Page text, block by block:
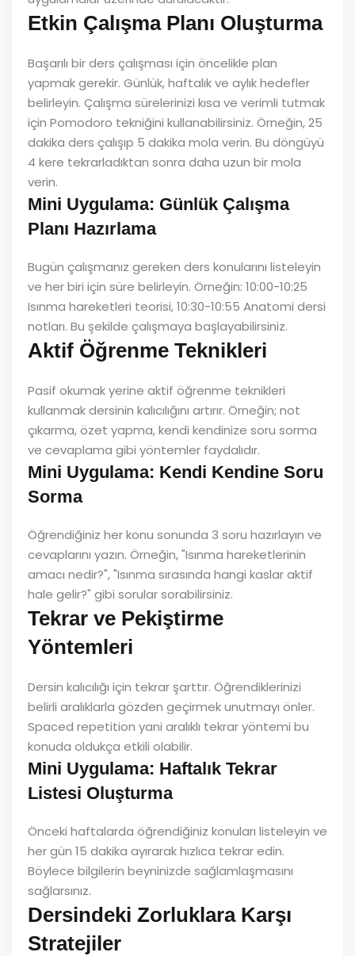
Etkin Çalışma Planı Oluşturma
Başarılı bir ders çalışması için öncelikle plan
yapmak gerekir. Günlük, haftalık ve aylık hedefler
belirleyin. Çalışma sürelerinizi kısa ve verimli tutmak
için Pomodoro tekniğini kullanabilirsiniz. Örneğin, 25
dakika ders çalışıp 5 dakika mola verin. Bu döngüyü
4 kere tekrarladıktan sonra daha uzun bir mola
verin.
Mini Uygulama: Günlük Çalışma
Planı Hazırlama
Bugün çalışmanız gereken ders konularını listeleyin
ve her biri için süre belirleyin. Örneğin: 10:00-10:25
Isınma hareketleri teorisi, 10:30-10:55 Anatomi dersi
notları. Bu şekilde çalışmaya başlayabilirsiniz.
Aktif Öğrenme Teknikleri
Pasif okumak yerine aktif öğrenme teknikleri
kullanmak dersinin kalıcılığını artırır. Örneğin; not
çıkarma, özet yapma, kendi kendinize soru sorma
ve cevaplama gibi yöntemler faydalıdır.
Mini Uygulama: Kendi Kendine Soru
Sorma
Öğrendiğiniz her konu sonunda 3 soru hazırlayın ve
cevaplarını yazın. Örneğin, "Isınma hareketlerinin
amacı nedir?", "Isınma sırasında hangi kaslar aktif
hale gelir?" gibi sorular sorabilirsiniz.
Tekrar ve Pekiştirme
Yöntemleri
Dersin kalıcılığı için tekrar şarttır. Öğrendiklerinizi
belirli aralıklarla gözden geçirmek unutmayı önler.
Spaced repetition yani aralıklı tekrar yöntemi bu
konuda oldukça etkili olabilir.
Mini Uygulama: Haftalık Tekrar
Listesi Oluşturma
Önceki haftalarda öğrendiğiniz konuları listeleyin ve
her gün 15 dakika ayırarak hızlıca tekrar edin.
Böylece bilgilerin beyninizde sağlamlaşmasını
sağlarsınız.
Dersindeki Zorluklara Karşı
Stratejiler